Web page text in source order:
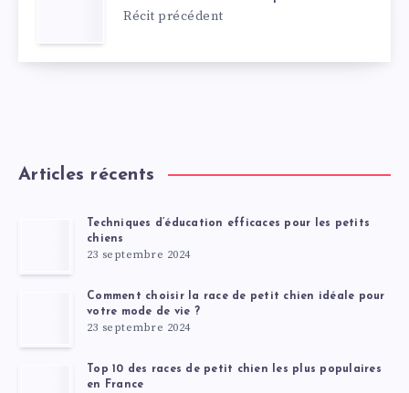
Récit précédent
Articles récents
Techniques d’éducation efficaces pour les petits
chiens
23 septembre 2024
Comment choisir la race de petit chien idéale pour
votre mode de vie ?
23 septembre 2024
Top 10 des races de petit chien les plus populaires
en France